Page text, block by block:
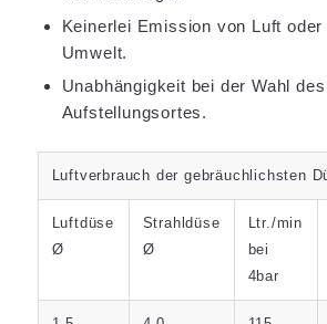
Keinerlei Emission von Luft
Umwelt.
Unabhängigkeit bei der Wahl des
Aufstellungsortes.
Luftverbrauch der gebräuchlichsten
Luftdüse
Ø
Strahldüse
Ø
Ltr./min
bei
4bar